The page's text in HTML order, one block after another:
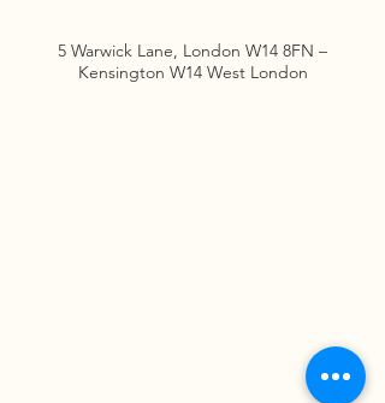
5 Warwick Lane, London W14 8FN –
Kensington W14 West London